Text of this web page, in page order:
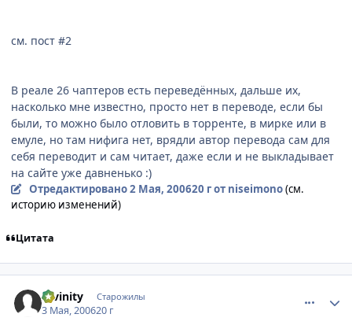
см. пост #2
В реале 26 чаптеров есть переведённых, дальше их,
насколько мне известно, просто нет в переводе, если бы
были, то можно было отловить в торренте, в мирке или в
емуле, но там нифига нет, врядли автор перевода сам для
себя переводит и сам читает, даже если и не выкладывает
на сайте уже давненько :)
Отредактировано2 Мая, 200620 гот niseimono(см.
историю изменений)
Цитата
Divinity Старожилы
3 Мая, 200620 г